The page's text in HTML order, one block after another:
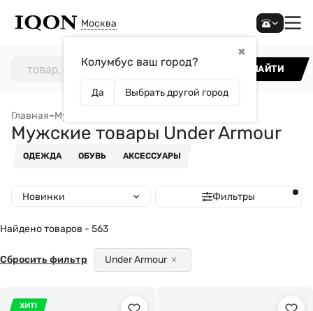
Москва
✖
Колумбус ваш город?
Да Выбрать другой город
НАЙТИ
Главная–Мужчинам
Мужские товары Under Armour
ОДЕЖДА ОБУВЬ АКСЕССУАРЫ
Новинки Фильтры
Найдено товаров - 563
Under Armour
Сбросить фильтр
ХИТ!